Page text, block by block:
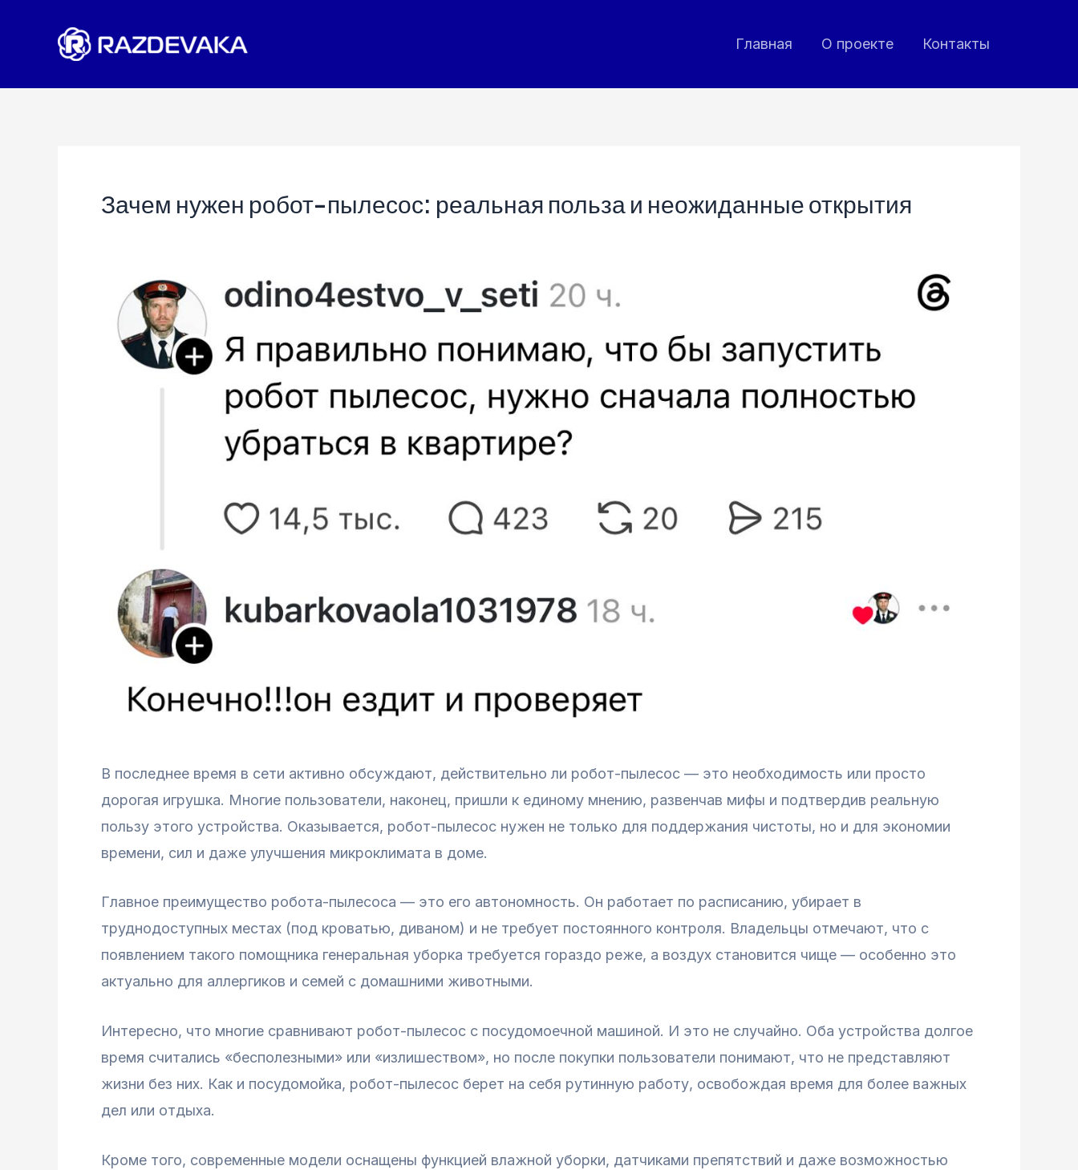
содержимому
Главная О проекте Контакты
Зачем нужен робот-пылесос: реальная польза и неожиданные открытия
В последнее время в сети активно обсуждают, действительно ли робот-пылесос — это необходимость или просто
дорогая игрушка. Многие пользователи, наконец, пришли к единому мнению, развенчав мифы и подтвердив реальную
пользу этого устройства. Оказывается, робот-пылесос нужен не только для поддержания чистоты, но и для экономии
времени, сил и даже улучшения микроклимата в доме.
Главное преимущество робота-пылесоса — это его автономность. Он работает по расписанию, убирает в
труднодоступных местах (под кроватью, диваном) и не требует постоянного контроля. Владельцы отмечают, что с
появлением такого помощника генеральная уборка требуется гораздо реже, а воздух становится чище — особенно это
актуально для аллергиков и семей с домашними животными.
Интересно, что многие сравнивают робот-пылесос с посудомоечной машиной. И это не случайно. Оба устройства долгое
время считались «бесполезными» или «излишеством», но после покупки пользователи понимают, что не представляют
жизни без них. Как и посудомойка, робот-пылесос берет на себя рутинную работу, освобождая время для более важных
дел или отдыха.
Кроме того, современные модели оснащены функцией влажной уборки, датчиками препятствий и даже возможностью